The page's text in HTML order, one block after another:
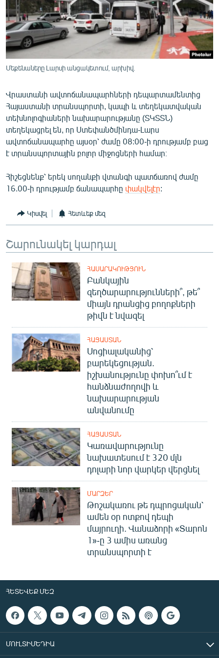
ՄԻՋԱԶԳԱՅԻՆ
ՄՇԱԿՈՒՅԹ
ՍՊՈՐՏ
ՄԵԿՆԱԲԱՆՈՒԹՅՈՒՆ
ԿՈՐՈՆԱՎԻՐՈՒՍ
ԱՐԽԻՎ
ՏԵՍԱՆՅՈՒԹԵՐ
ԲԱՆԱՎԵՃ
ՓՈԴՔԱՍԹ
Հայերեն
English
Русский
ՀԵՏԵՎԵՔ ՄԵԶ
«Ազատության» բոլոր կայքերը
Մեքենաները Լարսի անցակետում, արխիվ.
Վրաստանի ավտոճանապարհների դեպարտամենտից
Հայաստանի տրանսպորտի, կապի և տեղեկատվական
տեխնոլոգիաների նախարարությանը (ՏԿՏՏՆ)
տեղեկացրել են, որ Ստեփանծմինդա-Լարս
ավտոճանապարհը այսօր՝ ժամը 08:00-ի դրությամբ բաց
է տրանսպորտային բոլոր միջոցների համար։
Հիշեցնենք՝ երեկ սողանքի վտանգի պատճառով ժամը
16.00-ի դրությամբ ճանապարհը փակվելէր:
Կիսվել Հետևեք մեզ
Շարունակել կարդալ
ՀԱՍԱՐԱԿՈՒԹՅՈՒՆ
Բանկային
զեղծարարությունների՞, թե՞
միայն դրանցից բողոքների
թիվն է նվազել
ՀԱՅԱՍՏԱՆ
Սոցիալականից՝
բարեկեցության.
իշխանությունը փոխո՞ւմ է
հանձնաժողովի և
նախարարության
անվանումը
ՀԱՅԱՍՏԱՆ
Կառավարությունը
նախատեսում է 320 մլն
դոլարի նոր վարկեր վերցնել
ՄԱՐԶԵՐ
Թոշակառու թե դպրոցական՝
ամեն օր ոտքով դեպի
մայրուղի. Վանաձորի «Տարոն
1»-ը 3 ամիս առանց
տրանսպորտի է
ՀԵՏԵՎԵՔ ՄԵԶ
ՄՈՒԼՏԻՄԵԴԻԱ